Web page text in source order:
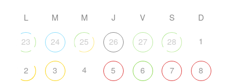
L M M J V S D
23 24 25 26 27 28 1
2 3 4 5 6 7 8